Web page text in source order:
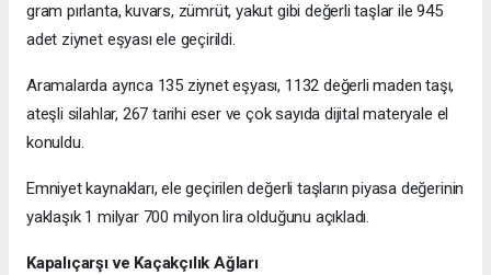
gram pırlanta, kuvars, zümrüt, yakut gibi değerli taşlar ile 945
adet ziynet eşyası ele geçirildi.
Aramalarda ayrıca 135 ziynet eşyası, 1132 değerli maden taşı,
ateşli silahlar, 267 tarihi eser ve çok sayıda dijital materyale el
konuldu.
Emniyet kaynakları, ele geçirilen değerli taşların piyasa değerinin
yaklaşık 1 milyar 700 milyon lira olduğunu açıkladı.
Kapalıçarşı ve Kaçakçılık Ağları